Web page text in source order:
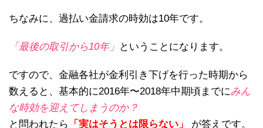
ちなみに、過払い金請求の時効は10年です。
「最後の取引から10年」 ということになります。
ですので、金融各社が金利引き下げを行った時期から
数えると、基本的に2016年〜2018年中期頃までにみん
な時効を迎えてしまうのか？
と問われたら
「実はそうとは限らない」 が答えです。